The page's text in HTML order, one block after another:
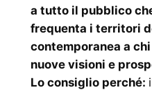
a tutto il pubblico
frequenta i territori
contemporanea a
nuove visioni e
Lo consiglio perché: